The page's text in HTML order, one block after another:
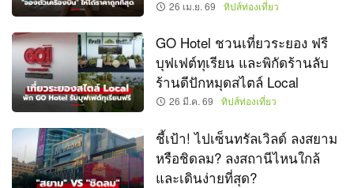
26 เม.ย. 69 ทิปส์ท่องเที่ยว
GO Hotel ชวนเที่ยวระยอง ฟรี
บุฟเฟต์ทุเรียน และพิกัดร้านลับ
ร้านดีปักหมุดสไตล์ Local
26 มี.ค. 69 ทิปส์ท่องเที่ยว
ชี้เป้า! ไปเซ็นทรัลเวิลด์ ลงสยาม
หรือชิดลม? ลงสถานีไหนใกล้
และเดินง่ายที่สุด?